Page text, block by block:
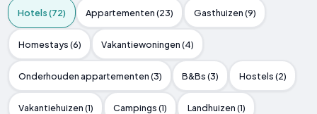
Hotels (72) Appartementen (23) Gasthuizen (9)
Homestays (6) Vakantiewoningen (4)
Onderhouden appartementen (3) B&Bs (3) Hostels (2)
Vakantiehuizen (1) Campings (1) Landhuizen (1)